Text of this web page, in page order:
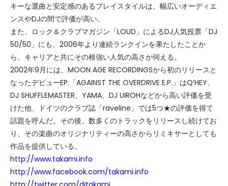
キーな選曲と安定感のあるプレイスタイルは、幅広いオーディエ
ンスやDJの間で評価が高い。
また、ロック＆クラブマガジン「LOUD」によるDJ人気投票「DJ
50/50」にも、2006年より連続ランクインを果たしたことか
ら、キャリアと共にその根強い人気の高さが伺える。
2002年9月には、MOON AGE RECORDINGSから初のリリースと
なったデビューEP.「AGAINST THE OVERDRIVE E.P.」はQ’HEY、
DJ SHUFFLEMASTER、YAMA、DJ UIROHなどから高い評価を受
けた他、ドイツのクラブ誌「raveline」では5つ★の評価を得て
話題を呼んだ。その後、数多くのトラックをリリースし続けてお
り、その楽曲のオリジナリティーの高さからリミキサーとしても
作品を提供している。
http://www.takami.info
http://www.facebook.com/takami.info